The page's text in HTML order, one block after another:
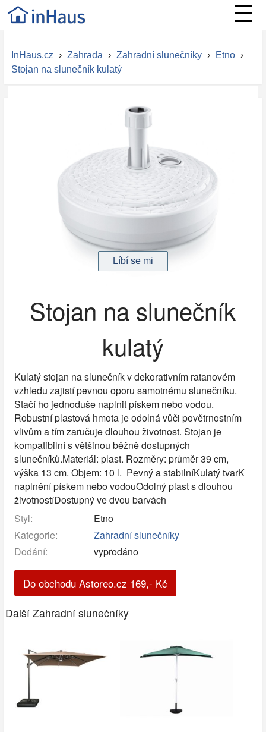
☰
InHaus.cz › Zahrada › Zahradní slunečníky › Etno ›
Stojan na slunečník kulatý
Stojan na slunečník
kulatý
Kulatý stojan na slunečník v dekorativním ratanovém
vzhledu zajistí pevnou oporu samotnému slunečníku.
Stačí ho jednoduše naplnit pískem nebo vodou.
Robustní plastová hmota je odolná vůči povětrnostním
vlivům a tím zaručuje dlouhou životnost. Stojan je
kompatibilní s většinou běžně dostupných
slunečníků.Materiál: plast. Rozměry: průměr 39 cm,
výška 13 cm. Objem: 10 l. Pevný a stabilníKulatý tvarK
naplnění pískem nebo vodouOdolný plast s dlouhou
životnostíDostupný ve dvou barvách
Styl:
Etno
Kategorie:
Zahradní slunečníky
Dodání:
vyprodáno
Do obchodu Astoreo.cz 169,- Kč
Další Zahradní slunečníky